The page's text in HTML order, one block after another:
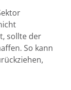
sollte der
So kann